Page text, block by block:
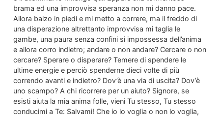
brama ed una improvvisa speranza non mi danno pace.
Allora balzo in piedi e mi metto a correre, ma il freddo di
una disperazione altrettanto improvvisa mi taglia le
gambe, una paura senza confini si impossessa dell’anima
e allora corro indietro; andare o non andare? Cercare o non
cercare? Sperare o disperare? Temere di spendere le
ultime energie e perciò spenderne dieci volte di più
correndo avanti e indietro? Dov’è una via di uscita? Dov’è
uno scampo? A chi ricorrere per un aiuto? Signore, se
esisti aiuta la mia anima folle, vieni Tu stesso, Tu stesso
conducimi a Te: Salvami! Che io lo voglia o non lo voglia,